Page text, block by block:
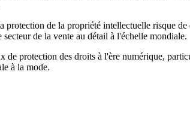
de la propriété intellectuelle risque
de la vente au détail à l'échelle mondiale.
protection des droits à l'ère numérique,
à la mode.